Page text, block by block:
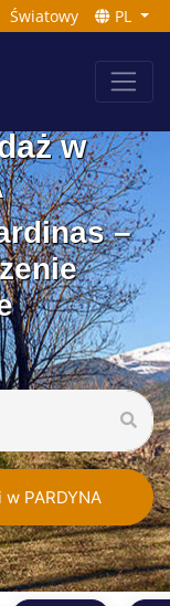
Światowy PL
w
–
PARDYNA